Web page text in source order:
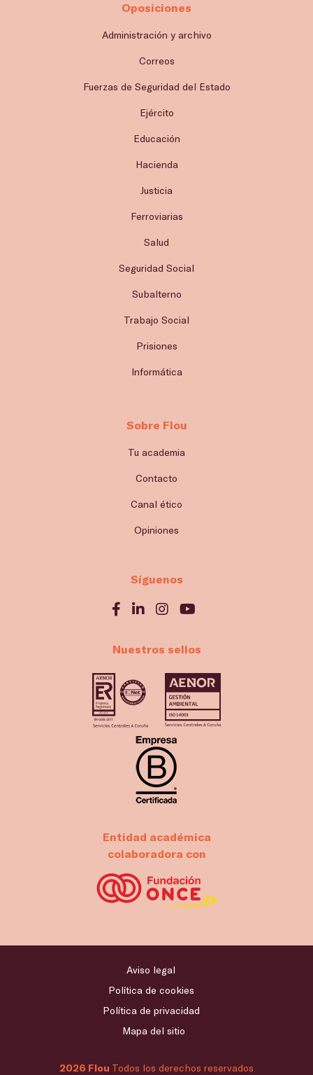
Oposiciones
Administración y archivo
Correos
Fuerzas de Seguridad del Estado
Ejército
Educación
Hacienda
Justicia
Ferroviarias
Salud
Seguridad Social
Subalterno
Trabajo Social
Prisiones
Informática
Sobre Flou
Tu academia
Contacto
Canal ético
Opiniones
Síguenos
Nuestros sellos
Entidad académica
colaboradora con
2026 Flou Todos los derechos reservados
Aviso legal
Política de cookies
Política de privacidad
Mapa del sitio